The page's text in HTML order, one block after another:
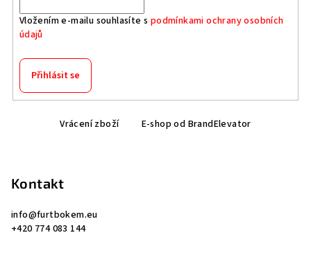
Vložením e-mailu souhlasíte s podmínkami ochrany osobních
údajů
Přihlásit se
Vrácení zboží E-shop od BrandElevator
Kontakt
info@furtbokem.eu
+420 774 083 144